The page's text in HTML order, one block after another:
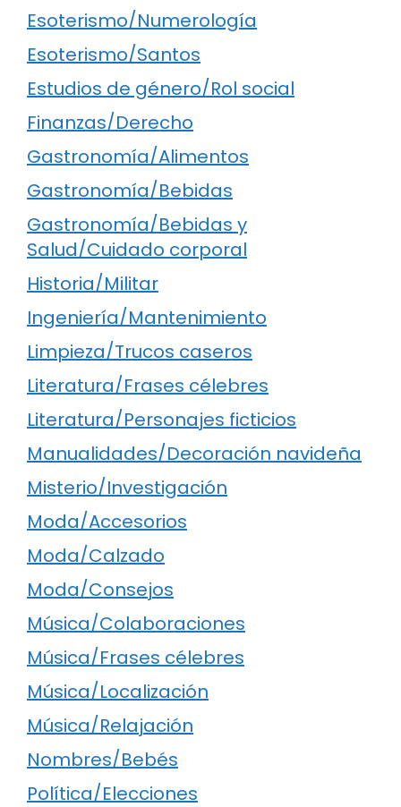
Esoterismo/Numerología
Esoterismo/Santos
Estudios de género/Rol social
Finanzas/Derecho
Gastronomía/Alimentos
Gastronomía/Bebidas
Gastronomía/Bebidas y
Salud/Cuidado corporal
Historia/Militar
Ingeniería/Mantenimiento
Limpieza/Trucos caseros
Literatura/Frases célebres
Literatura/Personajes ficticios
Manualidades/Decoración navideña
Misterio/Investigación
Moda/Accesorios
Moda/Calzado
Moda/Consejos
Música/Colaboraciones
Música/Frases célebres
Música/Localización
Música/Relajación
Nombres/Bebés
Política/Elecciones